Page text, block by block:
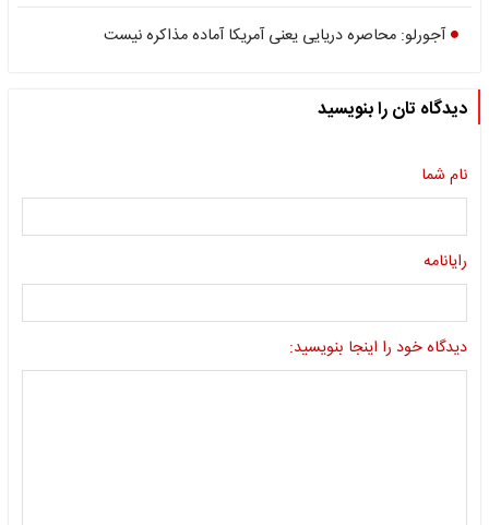
آجورلو: محاصره دریایی یعنی آمریکا آماده مذاکره نیست
دیدگاه تان را بنویسید
نام شما
رایانامه
دیدگاه خود را اینجا بنویسید: